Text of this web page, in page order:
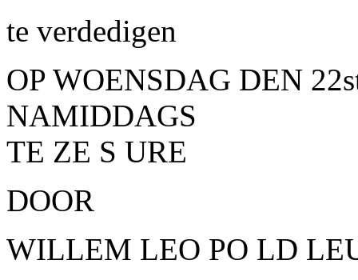
te verdedigen
OP WOENSDAG DEN
NAMIDDAGS
TE ZE S URE
DOOR
WILLEM LEO PO LD